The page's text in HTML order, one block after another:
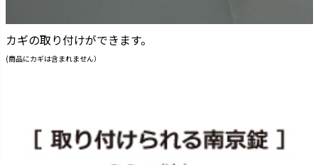
カギの取り付けができます。
(商品にカギは含まれません）